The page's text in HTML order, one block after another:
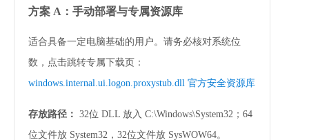
方案 A：手动部署与专属资源库
适合具备一定电脑基础的用户。请务必核对系统位
数，点击跳转专属下载页：
windows.internal.ui.logon.proxystub.dll 官方安全资源库
存放路径： 32位 DLL 放入 C:\Windows\System32 ；64
位文件放 System32 ，32位文件放 SysWOW64。